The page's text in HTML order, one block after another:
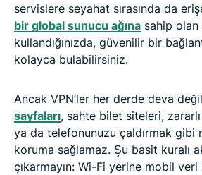
servislere seyahat sırasında da
bir global sunucu ağına sahip olan
kullandığınızda, güvenilir bir
kolayca bulabilirsiniz.
Ancak VPN’ler her derde deva
sayfaları, sahte bilet siteleri,
ya da telefonunuzu çaldırmak gibi
koruma sağlamaz. Şu basit kuralı
çıkarmayın: Wi-Fi yerine mobil veri